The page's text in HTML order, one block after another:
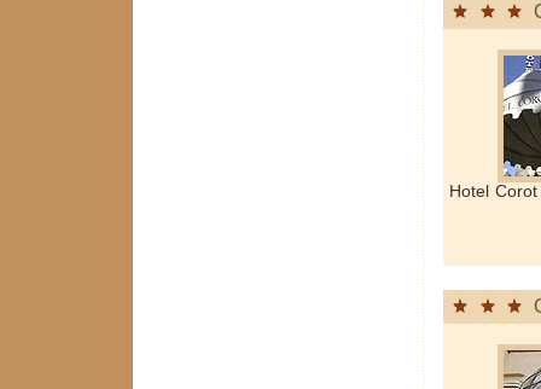
Hotel